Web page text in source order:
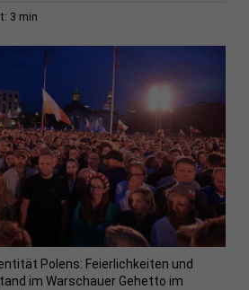
3 min
Polens: Feierlichkeiten und
im Warschauer Gehetto im